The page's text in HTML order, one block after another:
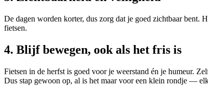
De dagen worden korter, dus zorg dat je goed zichtbaar bent.
fietsen.
4. Blijf bewegen, ook als het fris is
Fietsen in de herfst is goed voor je weerstand én je humeur.
Dus stap gewoon op, al is het maar voor een klein rondje —